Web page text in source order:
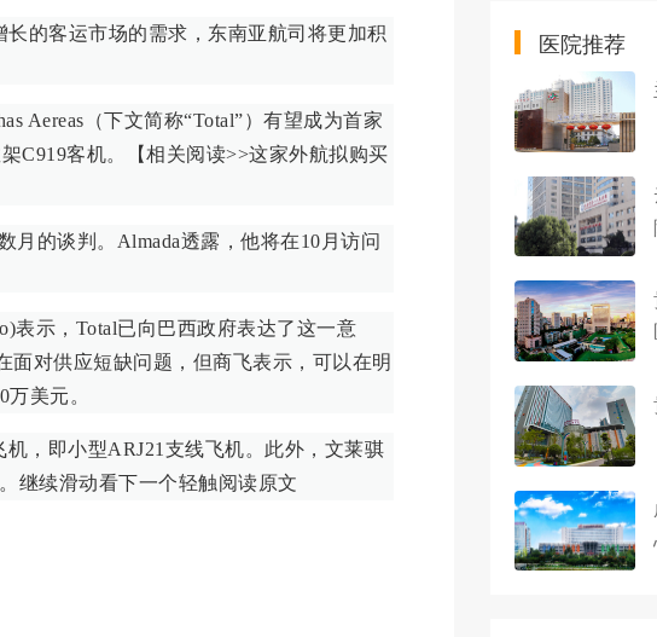
的客运市场的需求，东南亚航司将更加积
Aereas（下文简称“Total”）有望成为首家
C919客机。【相关阅读>>这家外航拟购买
月的谈判。Almada透露，他将在10月访问
表示，Total已向巴西政府表达了这一意
面对供应短缺问题，但商飞表示，可以在明
美元。
，即小型ARJ21支线飞机。此外，文莱骐
继续滑动看下一个轻触阅读原文
医院推荐